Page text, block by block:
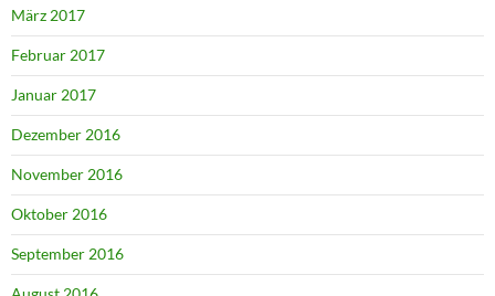
März 2017
Februar 2017
Januar 2017
Dezember 2016
November 2016
Oktober 2016
September 2016